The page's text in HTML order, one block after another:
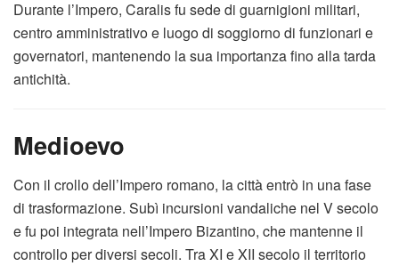
Durante l’Impero, Caralis fu sede di guarnigioni militari,
centro amministrativo e luogo di soggiorno di funzionari e
governatori, mantenendo la sua importanza fino alla tarda
antichità.
Medioevo
Con il crollo dell’Impero romano, la città entrò in una fase
di trasformazione. Subì incursioni vandaliche nel V secolo
e fu poi integrata nell’Impero Bizantino, che mantenne il
controllo per diversi secoli. Tra XI e XII secolo il territorio